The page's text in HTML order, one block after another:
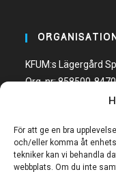
För att ge en bra
och/eller komma åt
tekniker kan vi behandla
webbplats. Om du inte
ORGANISATION
KFUM:s Lägergård
Org. nr: 858500-8470